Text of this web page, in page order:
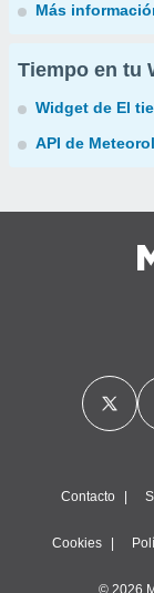
Más
Tiempo en tu
Widget de El
API de
Contacto
Cookies
© 2026